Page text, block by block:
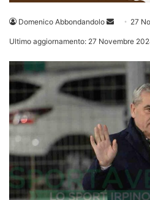
Domenico Abbondandolo
Invia 27
Ultimo aggiornamento: 27 Novembre